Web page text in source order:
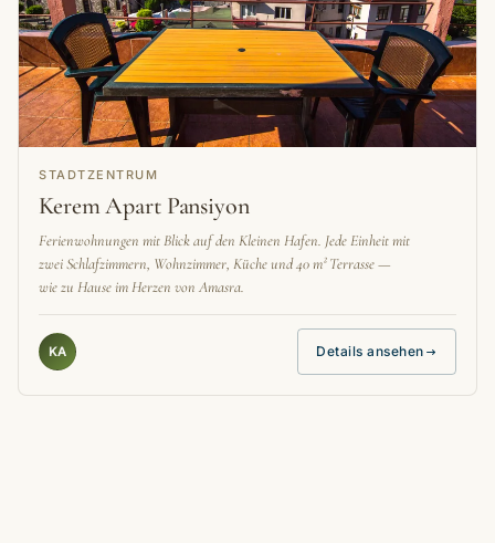
STADTZENTRUM
Kerem Apart Pansiyon
Ferienwohnungen mit Blick auf den Kleinen Hafen. Jede Einheit mit
zwei Schlafzimmern, Wohnzimmer, Küche und 40 m² Terrasse —
wie zu Hause im Herzen von Amasra.
KA Details ansehen